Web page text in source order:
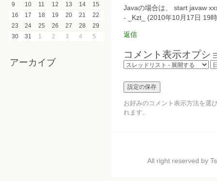
9
10 11 12 13 14
15
16
17 18 19 20 21
22
23
24 25 26 27 28
29
30
31 1 2 3 4 5
アーカイブ
Javaの場合は、 start javaw
- _Kzt_ (2010年10月17日 19
返信
コメント表示オプシ
お好みのコメント表示方法を選
れます。
All right reserved by